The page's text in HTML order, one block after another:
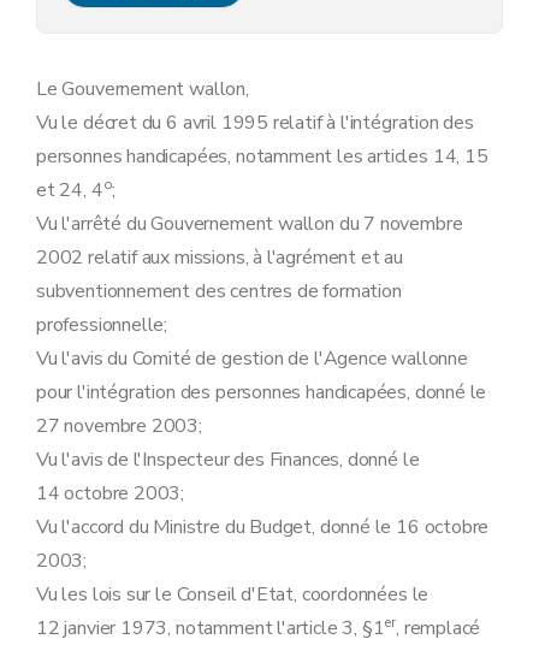
Le Gouvernement wallon,
Vu le décret du 6 avril 1995 relatif à l'intégration des
personnes handicapées, notamment les articles 14, 15
et 24, 4o;
Vu l'arrêté du Gouvernement wallon du 7 novembre
2002 relatif aux missions, à l'agrément et au
subventionnement des centres de formation
professionnelle;
Vu l'avis du Comité de gestion de l'Agence wallonne
pour l'intégration des personnes handicapées, donné le
27 novembre 2003;
Vu l'avis de l'Inspecteur des Finances, donné le
14 octobre 2003;
Vu l'accord du Ministre du Budget, donné le 16 octobre
2003;
Vu les lois sur le Conseil d'Etat, coordonnées le
12 janvier 1973, notamment l'article 3, §1er, remplacé